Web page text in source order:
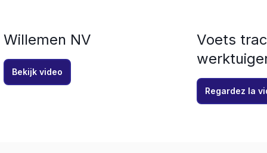
Willemen NV
Bekijk video
Voets
Regardez la